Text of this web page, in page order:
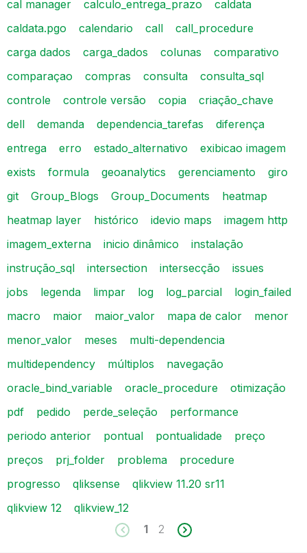
cal manager
calculo_entrega_prazo
caldata
caldata.pgo
calendario call
call_procedure
carga dados
carga_dados colunas
comparativo
comparaçao
compras consulta
consulta_sql
controle
controle versão copia
criação_chave
dell
demanda dependencia_tarefas
diferença
entrega
erro estado_alternativo
exibicao imagem
exists
formula geoanalytics gerenciamento
giro
git
Group_Blogs Group_Documents
heatmap
heatmap layer
histórico idevio maps
imagem http
imagem_externa
inicio dinâmico
instalação
instrução_sql
intersection intersecção
issues
jobs
legenda limpar log log_parcial
login_failed
macro
maior maior_valor mapa de calor
menor
menor_valor
meses
multi-dependencia
multidependency
múltiplos
navegação
oracle_bind_variable
oracle_procedure
otimização
pdf
pedido perde_seleção
performance
periodo anterior
pontual pontualidade
preço
preços
prj_folder problema
procedure
progresso
qliksense
qlikview 11.20 sr11
qlikview 12
qlikview_12
1
2